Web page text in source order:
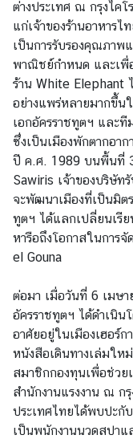
า
ช
ทู
ต
ฯ
ป
ร
ะ
เ
ท
ศ
ใ
เ
ข
ต
อ
า
ณ
า
ต่างประเทศ ณ กรุงไค
แก่เจ้าของร้านอาหาร
เป็นการรับรองคุณภาพแ
พาณิชย์กำหนด และเพื่
ร้าน White Elephant
อย่างแพร่หลายมากขึ้น
เอกอัครราชทูตฯ และที
ซึ่งเป็นเมืองพักตากอาก
ปี ค.ศ. 1989 บนพื้นที่
Sawiris เจ้าของบริษัท
จะพัฒนาเมืองที่เป็นมิต
ทูตฯ ได้แลกเปลี่ยนเรีย
หารือถึงโอกาสในการ
el Gouna
ต่อมา เมื่อวันที่ 6 เมษ
อัครราชทูตฯ ได้ดำเนิ
อาศัยอยู่ในเมืองเฮอร์ก
หนังสือเดินทางเล่มให
สมาชิกกองทุนเพื่อช่วย
สำนักงานแรงงาน ณ ก
ประเทศไทยได้พบปะ
เป็นพนักงานนวดสปาแ